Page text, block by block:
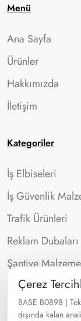
Menü
Ana Sayfa
Ürünler
Hakkımızda
İletişim
Kategoriler
İş Elbiseleri
İş Güvenlik
Trafik Ürünleri
Reklam Dubaları
Şantiye
İletişim Bilgileri
Çerez
BASE B0898 |
dışında kalan